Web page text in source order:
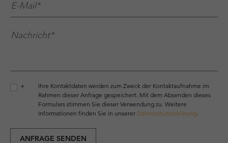
E-Mail**
Nachricht**
*
Ihre Kontaktdaten werden zum Zweck der Kontaktaufnahme im
Rahmen dieser Anfrage gespeichert. Mit dem Absenden dieses
Formulars stimmen Sie dieser Verwendung zu. Weitere
Informationen finden Sie in unserer Datenschutzerklärung.
ANFRAGE SENDEN